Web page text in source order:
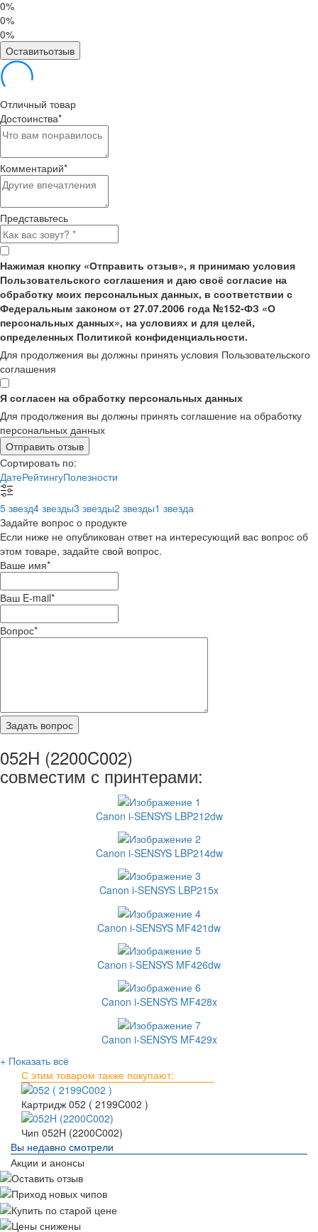
0%
0%
0%
Оставитьотзыв
Отличный товар
Достоинства*
Комментарий*
Представьтесь
Нажимая кнопку «Отправить отзыв», я принимаю условия
Пользовательского соглашения и даю своё согласие на
обработку моих персональных данных, в соответствии с
Федеральным законом от 27.07.2006 года №152-ФЗ «О
персональных данных», на условиях и для целей,
определенных Политикой конфиденциальности.
Для продолжения вы должны принять условия Пользовательского
соглашения
Я согласен на обработку персональных данных
Для продолжения вы должны принять соглашение на обработку
персональных данных
Отправить отзыв
Сортировать по:
ДатеРейтингуПолезности
5 звезд4 звезды3 звезды2 звезды1 звезда
Задайте вопрос о продукте
Если ниже не опубликован ответ на интересующий вас вопрос об
этом товаре, задайте свой вопрос.
Ваше имя*
Ваш E-mail*
Вопрос*
052H (2200C002)
совместим с принтерами:
Canon i-SENSYS LBP212dw
Canon i-SENSYS LBP214dw
Canon i-SENSYS LBP215x
Canon i-SENSYS MF421dw
Canon i-SENSYS MF426dw
Canon i-SENSYS MF428x
Canon i-SENSYS MF429x
+ Показать всё
С этим товаром также покупают:
Картридж 052 ( 2199C002 )
Чип 052H (2200C002)
Вы недавно смотрели
Акции и анонсы